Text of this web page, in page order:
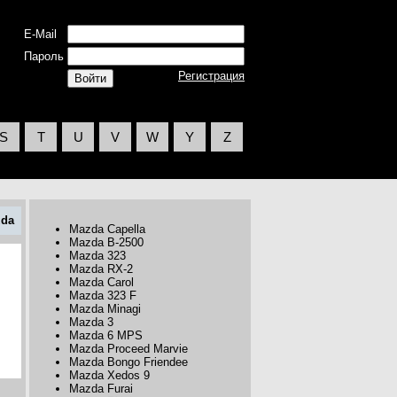
E-Mail
Пароль
Регистрация
S T U V W Y Z
Mazda Capella
Mazda B-2500
Mazda 323
Mazda RX-2
Mazda Carol
Mazda 323 F
Mazda Minagi
Mazda 3
Mazda 6 MPS
Mazda Proceed Marvie
Mazda Bongo Friendee
Mazda Xedos 9
Mazda Furai